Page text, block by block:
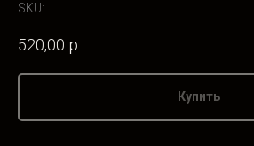
SKU:
520,00 р.
Купить